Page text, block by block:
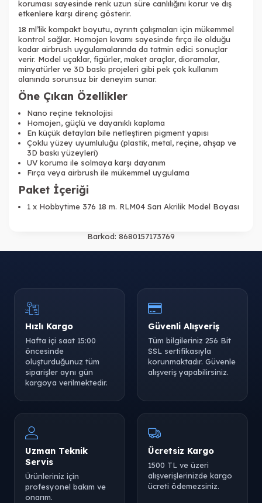
koruması sayesinde renk uzun süre canlılığını korur ve dış
etkenlere karşı direnç gösterir.
18 ml’lik kompakt boyutu, ayrıntı çalışmaları için mükemmel
kontrol sağlar. Homojen kıvamı sayesinde fırça ile olduğu
kadar airbrush uygulamalarında da tatmin edici sonuçlar
verir. Model uçaklar, figürler, maket araçlar, dioramalar,
minyatürler ve 3D baskı projeleri gibi pek çok kullanım
alanında sorunsuz bir deneyim sunar.
Öne Çıkan Özellikler
Nano reçine teknolojisi
Homojen, güçlü ve dayanıklı kaplama
En küçük detayları bile netleştiren pigment yapısı
Çoklu yüzey uyumluluğu (plastik, metal, reçine, ahşap ve
3D baskı yüzeyleri)
UV koruma ile solmaya karşı dayanım
Fırça veya airbrush ile mükemmel uygulama
Paket İçeriği
1 x Hobbytime 376 18 m. RLM04 Sarı Akrilik Model Boyası
Barkod: 8680157173769
Hızlı Kargo
Hafta içi saat 15:00
öncesinde
oluşturduğunuz tüm
siparişler aynı gün
kargoya verilmektedir.
Güvenli Alışveriş
Tüm bilgileriniz 256 Bit
SSL sertifikasıyla
korunmaktadır. Güvenle
alışveriş yapabilirsiniz.
Uzman Teknik
Servis
Ürünleriniz için
profesyonel bakım ve
onarım.
Ücretsiz Kargo
1500 TL ve üzeri
alışverişlerinizde kargo
ücreti ödemezsiniz.